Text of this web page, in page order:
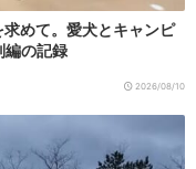
めて。愛犬とキャンピ
編の記録
2026/08/10